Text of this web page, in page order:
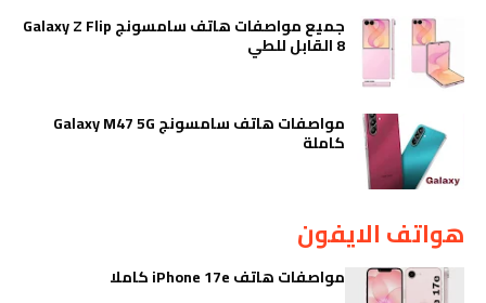
جميع مواصفات هاتف سامسونج Galaxy Z Flip
8 القابل للطي
مواصفات هاتف سامسونج Galaxy M47 5G
كاملة
هواتف الايفون
مواصفات هاتف iPhone 17e كاملا